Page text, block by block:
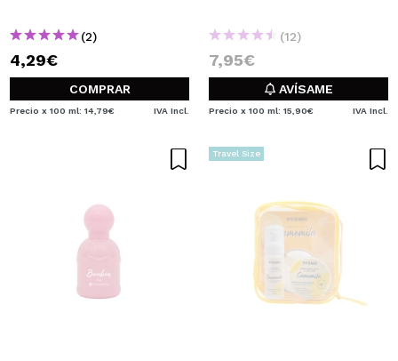
(2)
4,29€
COMPRAR
Precio x 100 ml: 14,79€ IVA Incl.
(12)
7,95€
AVÍSAME
Precio x 100 ml: 15,90€ IVA Incl.
Travel Size